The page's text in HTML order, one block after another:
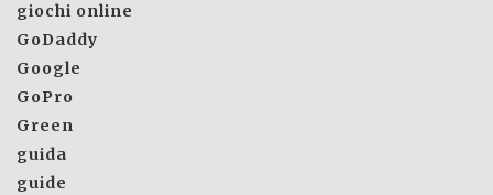
giochi online
GoDaddy
Google
GoPro
Green
guida
guide